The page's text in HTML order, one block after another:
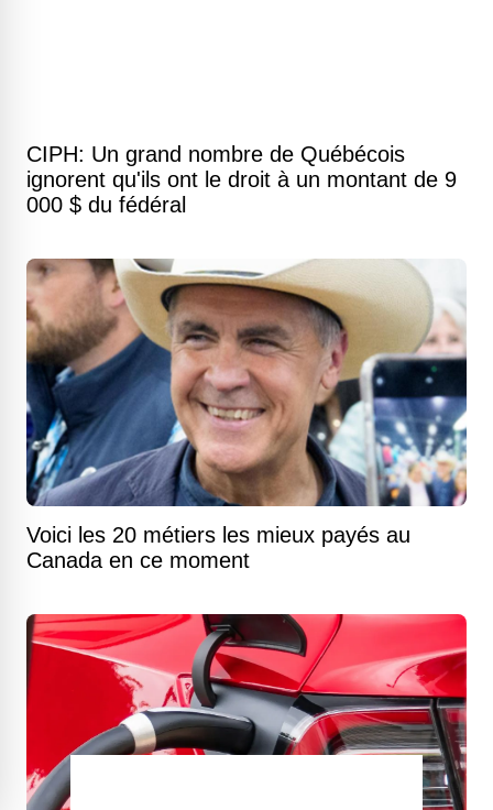
CIPH: Un grand nombre de Québécois
ignorent qu'ils ont le droit à un montant de 9
000 $ du fédéral
Voici les 20 métiers les mieux payés au
Canada en ce moment